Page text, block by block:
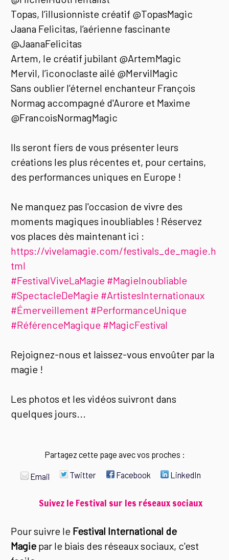
Topas, l’illusionniste créatif @TopasMagic
Jaana Felicitas, l’aérienne fascinante
@JaanaFelicitas
Artem, le créatif jubilant @ArtemMagic
Mervil, l’iconoclaste ailé @MervilMagic
Sans oublier l’éternel enchanteur François
Normag accompagné d'Aurore et Maxime
@FrancoisNormagMagic
Ils seront fiers de vous présenter leurs
créations les plus récentes et, pour certains,
des performances uniques en Europe !
Ne manquez pas l'occasion de vivre des
moments magiques inoubliables ! Réservez
vos places dès maintenant ici :
https://vivelamagie.com/festivals_de_magie.h
tml
#FestivalViveLaMagie #MagieInoubliable
#SpectacleDeMagie #ArtistesInternationaux
#Émerveillement #PerformanceUnique
#RéférenceMagique #MagicFestival
Rejoignez-nous et laissez-vous envoûter par la
magie !
Les photos et les vidéos suivront dans
quelques jours...
Partagez cette page avec vos proches :
Email Twitter Facebook LinkedIn
Suivez le Festival sur les réseaux sociaux
Pour suivre le Festival International de
Magie par le biais des réseaux sociaux, c'est